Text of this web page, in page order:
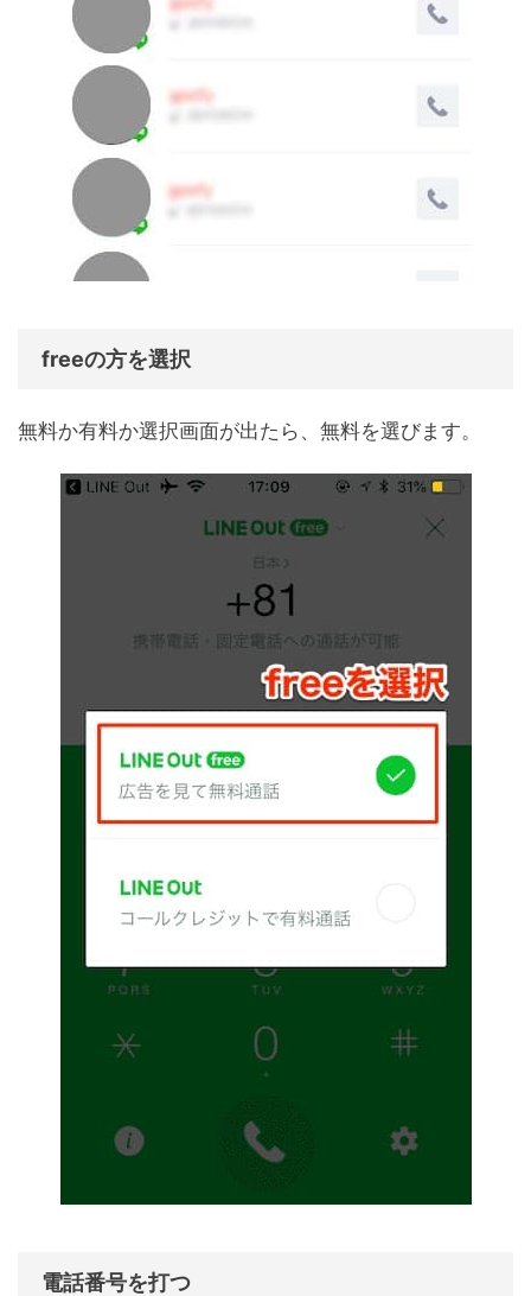
freeの方を選択
無料か有料か選択画面が出たら、無料を選びます。
電話番号を打つ